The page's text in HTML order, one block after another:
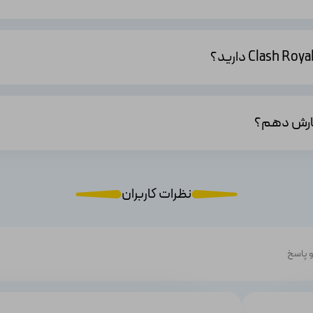
برخی از وب سایت ها و پلتفرم ها قیمت های نسبتاً ارزانتری به ارمغان
دیگری که استفاده می کنید، از راهکار های امن پرداخت استفاده می
فروشگاه اکانت بی نقص بودن خود را اثبات کند.
نظرات کاربران
پاسخ